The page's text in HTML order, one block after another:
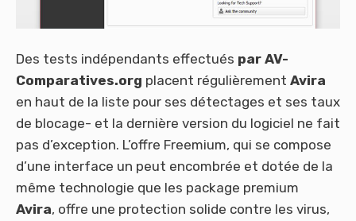
Des tests indépendants effectués par AV-
Comparatives.org placent régulièrement Avira
en haut de la liste pour ses détectages et ses taux
de blocage- et la dernière version du logiciel ne fait
pas d’exception. L’offre Freemium, qui se compose
d’une interface un peut encombrée et dotée de la
même technologie que les package premium
Avira, offre une protection solide contre les virus,